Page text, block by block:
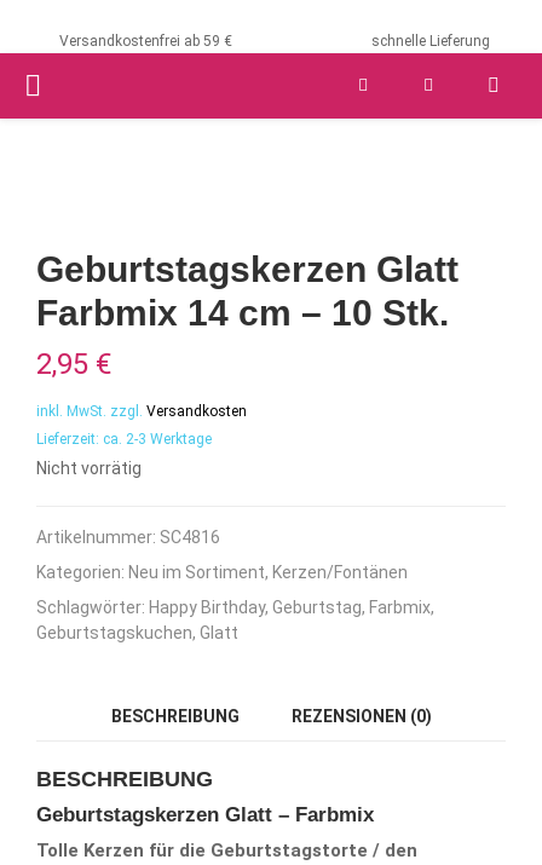
Versandkostenfrei ab 59 € schnelle Lieferung
PRIMARY
Geburtstagskerzen Glatt
Farbmix 14 cm – 10 Stk.
2,95 €
inkl. MwSt. zzgl. Versandkosten
Lieferzeit: ca. 2-3 Werktage
Nicht vorrätig
Artikelnummer: SC4816
Kategorien: Neu im Sortiment, Kerzen/Fontänen
Schlagwörter: Happy Birthday, Geburtstag, Farbmix,
Geburtstagskuchen, Glatt
BESCHREIBUNG REZENSIONEN (0)
BESCHREIBUNG
Geburtstagskerzen Glatt – Farbmix
Tolle Kerzen für die Geburtstagstorte / den